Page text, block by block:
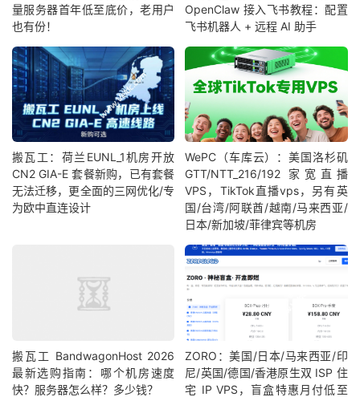
量服务器首年低至底价，老用户
也有份！
OpenClaw 接入飞书教程：配置
飞书机器人 + 远程 AI 助手
搬瓦工：荷兰EUNL_1机房开放
CN2 GIA-E 套餐新购，已有套餐
无法迁移，更全面的三网优化/专
为欧中直连设计
WePC（车库云）：美国洛杉矶
GTT/NTT_216/192 家宽直播
VPS，TikTok直播vps，另有英
国/台湾/阿联酋/越南/马来西亚/
日本/新加坡/菲律宾等机房
搬瓦工 BandwagonHost 2026
最新选购指南：哪个机房速度
快？服务器怎么样？多少钱？
ZORO：美国/日本/马来西亚/印
尼/英国/德国/香港原生双 ISP 住
宅 IP VPS，盲盒特惠月付低至